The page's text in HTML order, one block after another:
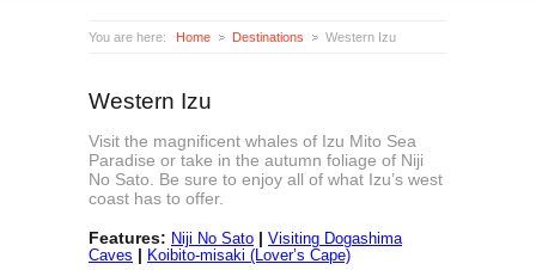
You are here: Home Destinations Western Izu
Western Izu
Visit the magnificent whales of Izu Mito Sea
Paradise or take in the autumn foliage of Niji
No Sato. Be sure to enjoy all of what Izu’s west
coast has to offer.
Features: Niji No Sato | Visiting Dogashima
Caves | Koibito-misaki (Lover’s Cape)